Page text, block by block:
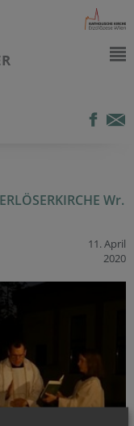
Wr.
11. April
2020